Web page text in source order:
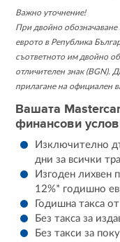
Важно уточнение!
При двойно обозначаване
еврото в Република
съответното им двойно
отличителен знак (BGN).
прилагане на официален
Вашата
финансови
Изключително
дни за всички
Изгоден лихвен
12%* годишно
Годишна такса
Без такса за
Без такси за